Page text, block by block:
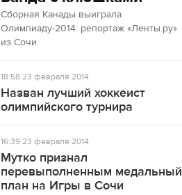
Сборная Канады выиграла
Олимпиаду-2014: репортаж «Ленты.ру»
из Сочи
18:5823 февраля 2014
Назван лучший хоккеист
олимпийского турнира
16:3923 февраля 2014
Мутко признал
перевыполненным медальный
план на Игры в Сочи